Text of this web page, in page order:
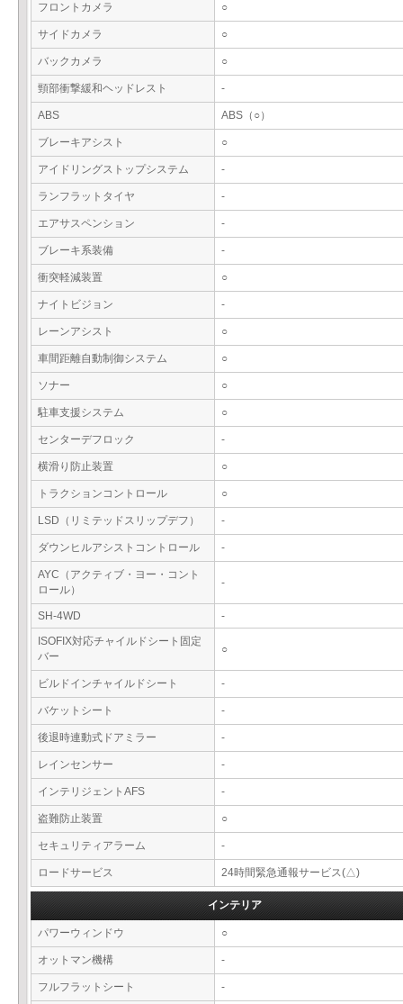
フロントカメラ ○
サイドカメラ ○
バックカメラ ○
頸部衝撃緩和ヘッドレスト -
ABS ABS（○）
ブレーキアシスト ○
アイドリングストップシステム -
ランフラットタイヤ -
エアサスペンション -
ブレーキ系装備 -
衝突軽減装置 ○
ナイトビジョン -
レーンアシスト ○
車間距離自動制御システム ○
ソナー ○
駐車支援システム ○
センターデフロック -
横滑り防止装置 ○
トラクションコントロール ○
LSD（リミテッドスリップデフ） -
ダウンヒルアシストコントロール -
AYC（アクティブ・ヨー・コント
ロール）
-
SH-4WD
-
ISOFIX対応チャイルドシート固定
バー
○
ビルドインチャイルドシート -
バケットシート -
後退時連動式ドアミラー -
レインセンサー -
インテリジェントAFS -
盗難防止装置 ○
セキュリティアラーム -
ロードサービス 24時間緊急通報サービス(△)
インテリア
パワーウィンドウ ○
オットマン機構 -
フルフラットシート -